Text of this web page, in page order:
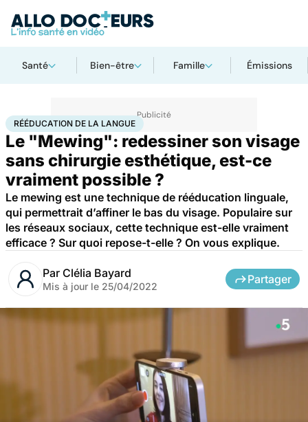
Santé Bien-être Famille Émissions
AccueilSantéMaladies Rééducation de la langue
RÉÉDUCATION DE LA LANGUE
Le "Mewing": redessiner son visage
sans chirurgie esthétique, est-ce
vraiment possible ?
Le mewing est une technique de rééducation linguale,
qui permettrait d’affiner le bas du visage. Populaire sur
les réseaux sociaux, cette technique est-elle vraiment
efficace ? Sur quoi repose-t-elle ? On vous explique.
Par Clélia Bayard
Mis à jour le 25/04/2022
Partager